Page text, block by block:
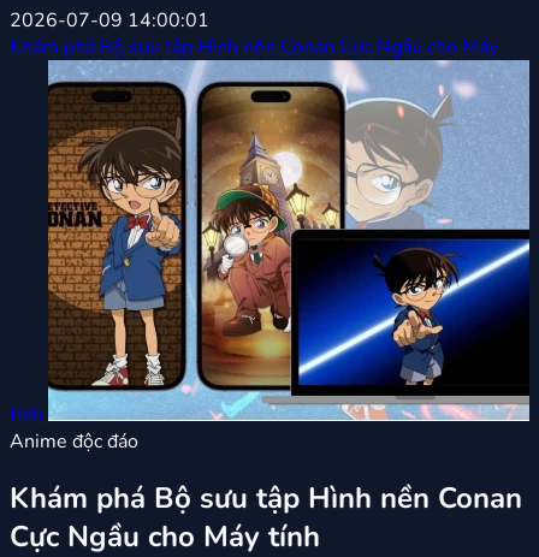
2026-07-09 14:00:01
Khám phá Bộ sưu tập Hình nền Conan Cực Ngầu cho Máy
tính
Anime độc đáo
Khám phá Bộ sưu tập Hình nền Conan
Cực Ngầu cho Máy tính